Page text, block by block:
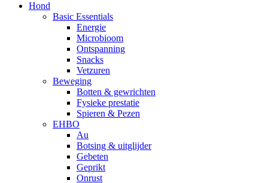
Hond
Basic Essentials
Energie
Microbioom
Ontspanning
Snacks
Vetzuren
Beweging
Botten & gewrichten
Fysieke prestatie
Spieren & Pezen
EHBO
Au
Botsing & uitglijder
Gebeten
Geprikt
Onrust